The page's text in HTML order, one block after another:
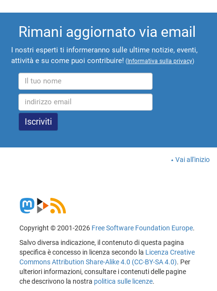
Rimani aggiornato via email
I nostri esperti ti informeranno sulle ultime notizie, eventi,
attività e su come puoi contribuire! ( Informativa sulla privacy)
Vai all'inizio
Copyright © 2001-2026 Free Software Foundation Europe.
Salvo diversa indicazione, il contenuto di questa pagina
specifica è concesso in licenza secondo la Licenza Creative
Commons Attribution Share-Alike 4.0 (CC-BY-SA 4.0). Per
ulteriori informazioni, consultare i contenuti delle pagine
che descrivono la nostra politica sulle licenze.